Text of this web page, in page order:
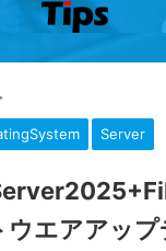
Server
エアアップ